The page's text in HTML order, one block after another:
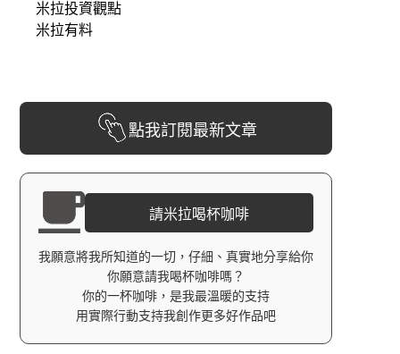
米拉投資觀點
米拉有料
點我訂閱最新文章
請米拉喝杯咖啡
我願意將我所知道的一切，仔細、真實地分享給你
你願意請我喝杯咖啡嗎？
你的一杯咖啡，是我最溫暖的支持
用實際行動支持我創作更多好作品吧